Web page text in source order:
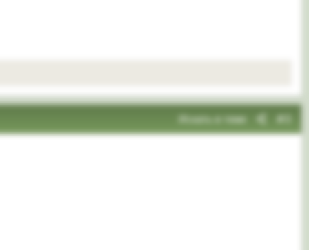
Искать в теме #3